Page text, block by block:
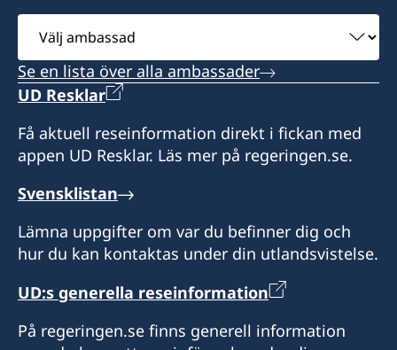
Välj
ambassad
Se en lista över alla ambassader
UD Resklar
Få aktuell reseinformation direkt i fickan med
appen UD Resklar. Läs mer på regeringen.se.
Svensklistan
Lämna uppgifter om var du befinner dig och
hur du kan kontaktas under din utlandsvistelse.
UD:s generella reseinformation
På regeringen.se finns generell information